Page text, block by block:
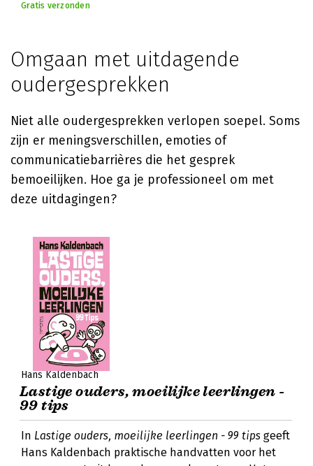
Gratis verzonden
Omgaan met uitdagende
oudergesprekken
Niet alle oudergesprekken verlopen soepel. Soms
zijn er meningsverschillen, emoties of
communicatiebarrières die het gesprek
bemoeilijken. Hoe ga je professioneel om met
deze uitdagingen?
Hans Kaldenbach
Lastige ouders, moeilijke leerlingen -
99 tips
In Lastige ouders, moeilijke leerlingen - 99 tips geeft
Hans Kaldenbach praktische handvatten voor het